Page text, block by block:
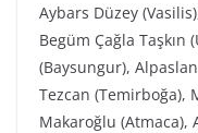
Aybars Düzey
Begüm Çağla Taşkın
(Baysungur),
Tezcan (Temirboğa),
Makaroğlu (Atmaca),